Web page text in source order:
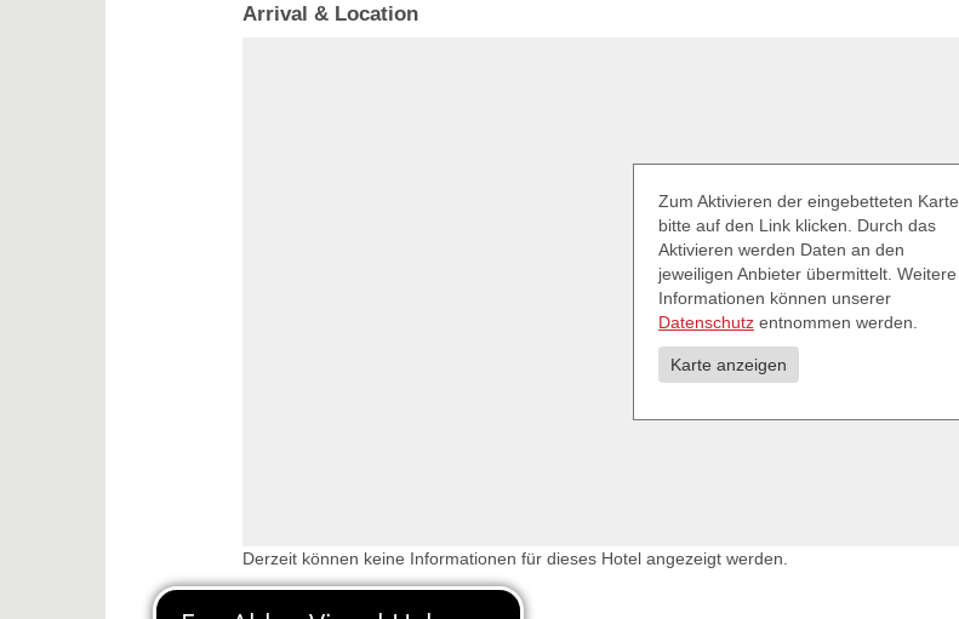
Arrival & Location
Zum Aktivieren der eingebetteten Karte
bitte auf den Link klicken. Durch das
Aktivieren werden Daten an den
jeweiligen Anbieter übermittelt. Weitere
Informationen können unserer
Datenschutz entnommen werden.
Karte anzeigen
Derzeit können keine Informationen für dieses Hotel angezeigt werden.
back